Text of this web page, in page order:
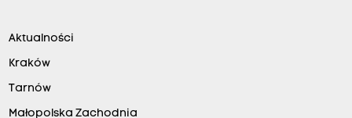
Aktualności
Kraków
Tarnów
Małopolska Zachodnia